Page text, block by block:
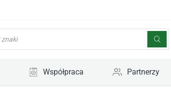
Współpraca Partnerzy